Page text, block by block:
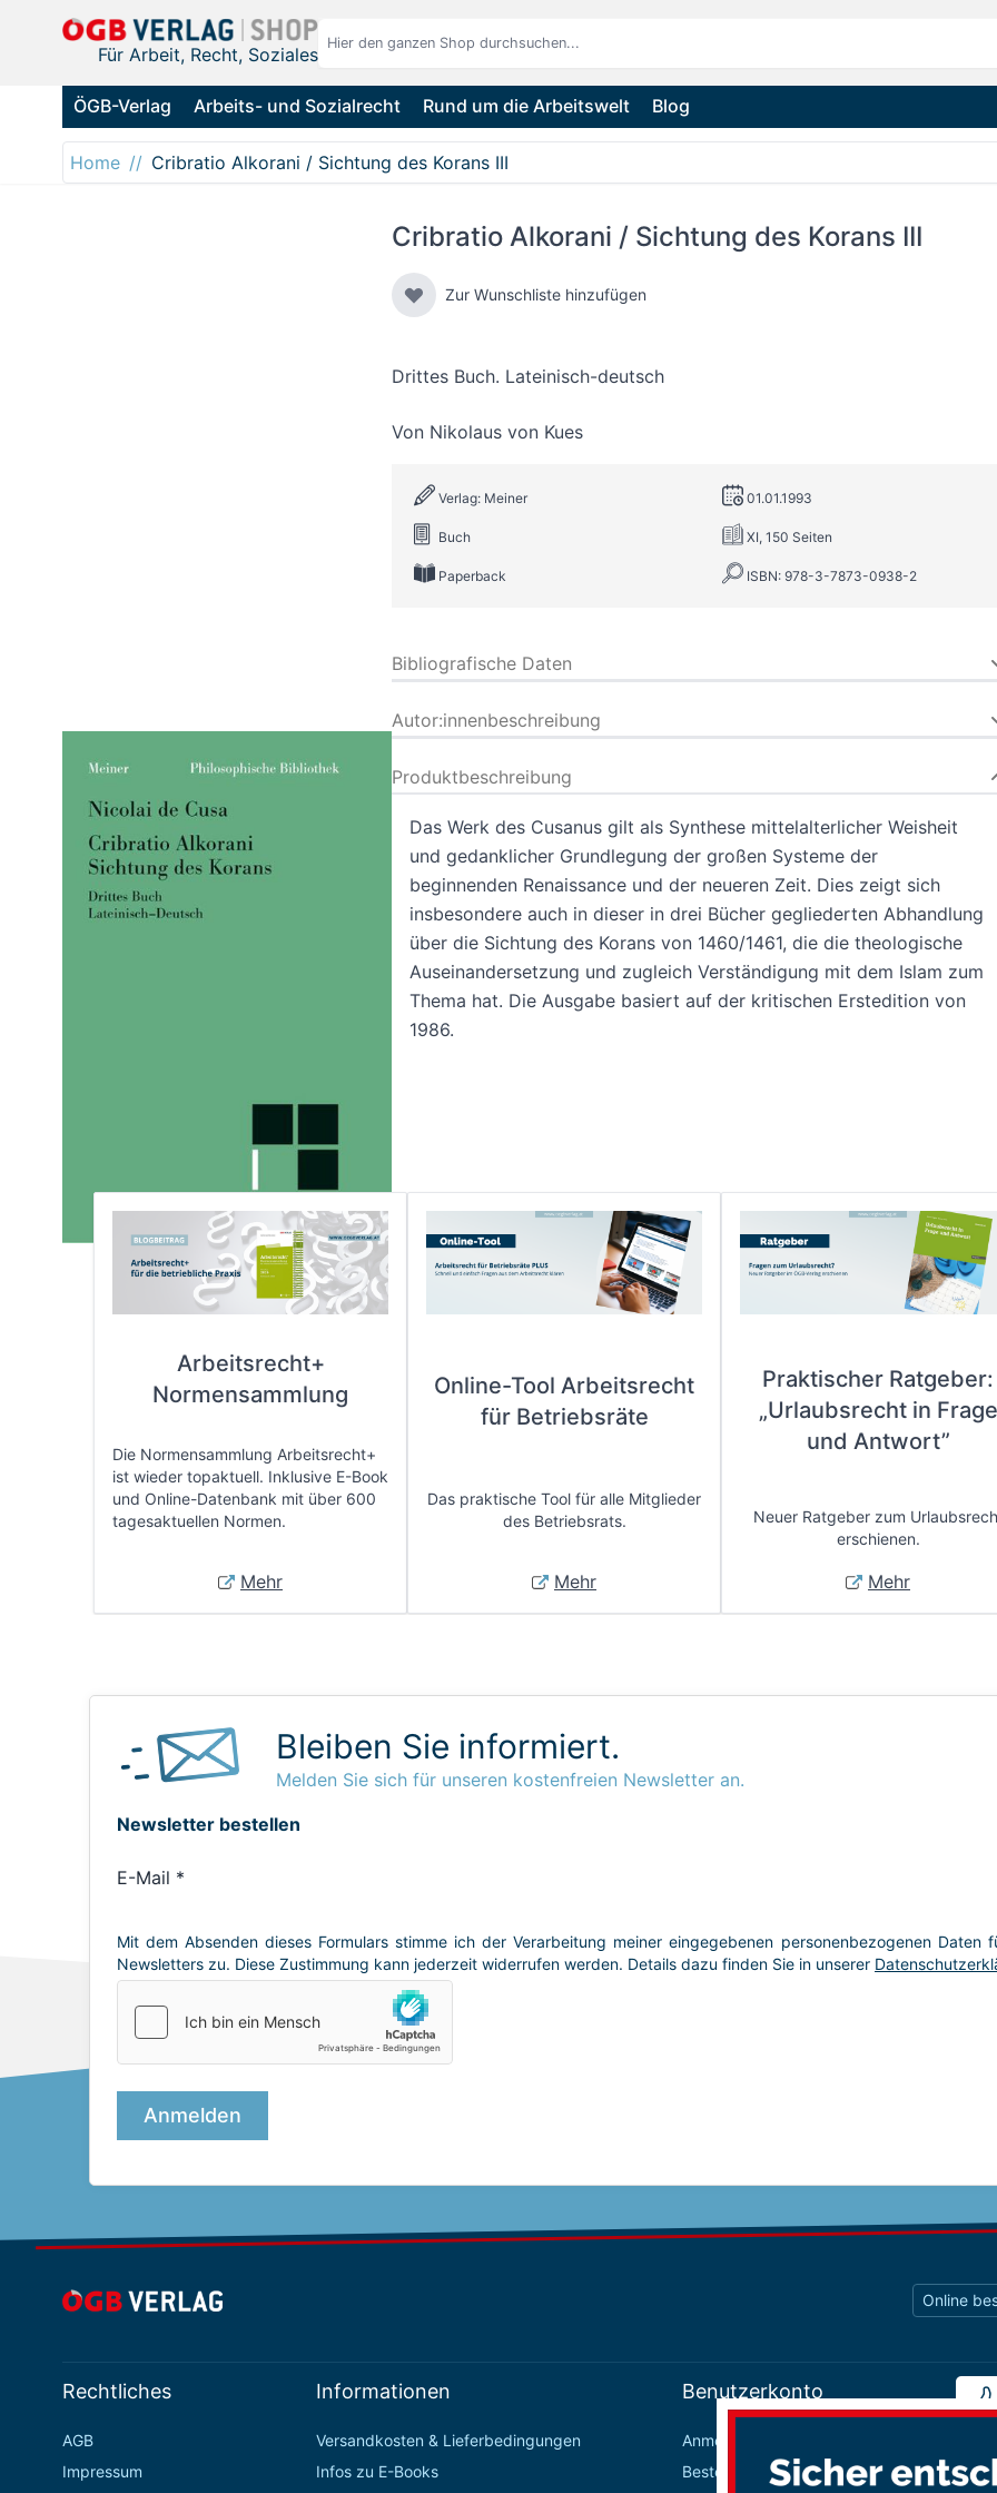
Direkt zum Inhalt
Für Arbeit, Recht, Soziales
ÖGB-Verlag Arbeits- und Sozialrecht Rund um die Arbeitswelt Blog
Home Cribratio Alkorani / Sichtung des Korans III
Cribratio Alkorani / Sichtung des Korans III
Zur Wunschliste hinzufügen
Drittes Buch. Lateinisch-deutsch
Von Nikolaus von Kues
Verlag: Meiner 01.01.1993
Buch XI, 150 Seiten
Paperback ISBN: 978-3-7873-0938-2
Bibliografische Daten
Autor:innenbeschreibung
Produktbeschreibung
Das Werk des Cusanus gilt als Synthese mittelalterlicher Weisheit
und gedanklicher Grundlegung der großen Systeme der
beginnenden Renaissance und der neueren Zeit. Dies zeigt sich
insbesondere auch in dieser in drei Bücher gegliederten Abhandlung
über die Sichtung des Korans von 1460/1461, die die theologische
Auseinandersetzung und zugleich Verständigung mit dem Islam zum
Thema hat. Die Ausgabe basiert auf der kritischen Erstedition von
1986.
Arbeitsrecht+
Normensammlung
Die Normensammlung Arbeitsrecht+
ist wieder topaktuell. Inklusive E-Book
und Online-Datenbank mit über 600
tagesaktuellen Normen.
Mehr
Online-Tool Arbeitsrecht
für Betriebsräte
Das praktische Tool für alle Mitglieder
des Betriebsrats.
Mehr
Praktischer Ratgeber:
„Urlaubsrecht in Frage
und Antwort”
Neuer Ratgeber zum
erschienen.
Mehr
Bleiben Sie informiert.
Melden Sie sich für unseren kostenfreien Newsletter an.
Online
Rechtliches
AGB
Impressum
Informationen
Versandkosten & Lieferbedingungen
Infos zu E-Books
Benutzerkonto
Anmelden / Registrieren
Bestellungen